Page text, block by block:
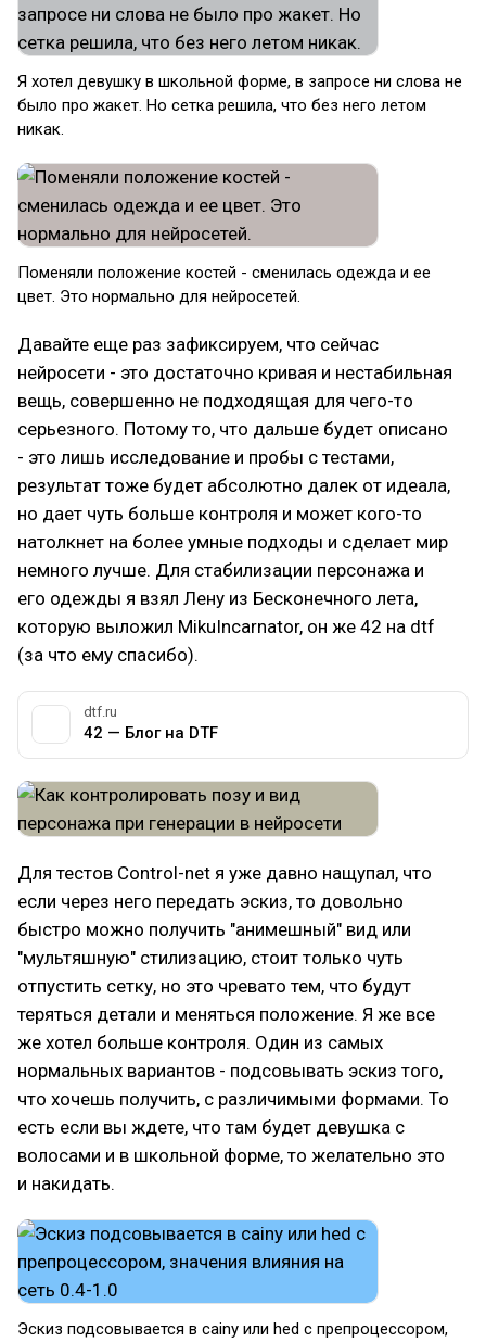
Я хотел девушку в школьной форме, в запросе ни слова не
было про жакет. Но сетка решила, что без него летом
никак.
Поменяли положение костей - сменилась одежда и ее
цвет. Это нормально для нейросетей.
Давайте еще раз зафиксируем, что сейчас
нейросети - это достаточно кривая и нестабильная
вещь, совершенно не подходящая для чего-то
серьезного. Потому то, что дальше будет описано
- это лишь исследование и пробы с тестами,
результат тоже будет абсолютно далек от идеала,
но дает чуть больше контроля и может кого-то
натолкнет на более умные подходы и сделает мир
немного лучше. Для стабилизации персонажа и
его одежды я взял Лену из Бесконечного лета,
которую выложил MikuIncarnator, он же 42 на dtf
(за что ему спасибо).
dtf.ru
42 — Блог на DTF
Для тестов Control-net я уже давно нащупал, что
если через него передать эскиз, то довольно
быстро можно получить "анимешный" вид или
"мультяшную" стилизацию, стоит только чуть
отпустить сетку, но это чревато тем, что будут
теряться детали и меняться положение. Я же все
же хотел больше контроля. Один из самых
нормальных вариантов - подсовывать эскиз того,
что хочешь получить, с различимыми формами. То
есть если вы ждете, что там будет девушка с
волосами и в школьной форме, то желательно это
и накидать.
Эскиз подсовывается в cainy или hed с препроцессором,